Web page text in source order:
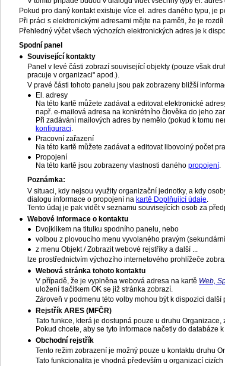
Pokud pro daný kontakt existuje více el. adres daného typu, je
Při práci s elektronickými adresami mějte na paměti, že je rozdíl
Přehledný výčet všech výchozích elektronických adres je k
Spodní panel
Související kontakty
Panel v levé části zobrazí související objekty (pouze však
pracuje v organizaci" apod.).
V pravé části tohoto panelu jsou pak zobrazeny bližší
El. adresy
Na této kartě můžete zadávat a editovat elektronické
např. e-mailová adresa na konkrétního člověka do jeho
Při zadávání mailových adres by nemělo (pokud k tomu
konfiguraci.
Pracovní zařazení
Na této kartě můžete zadávat a editovat libovolný počet
Propojení
Na této kartě jsou zobrazeny vlastnosti daného propojení.
Poznámka:
V situaci, kdy nejsou využity organizační jednotky, a kdy
dialogu informace o propojení na kartě Doplňující údaje.
Tento údaj je pak vidět v seznamu souvisejících osob za
Webové informace o kontaktu
Dvojklikem na titulku spodního panelu, nebo
volbou z plovoucího menu vyvolaného pravým
z menu Objekt / Zobrazit webové rejstříky a další ...
lze prostřednictvím výchozího internetového prohlížeče
Webová stránka tohoto kontaktu
V případě, že je vyplněna webová adresa na kartě Web,
uložení tlačítkem OK se již stránka zobrazí.
Zároveň v podmenu této volby mohou být k dispozici
Rejstřík ARES (MFČR)
Tato funkce, která je dostupná pouze u druhu
Pokud chcete, aby se tyto informace načetly do databáze
Obchodní rejstřík
Tento režim zobrazení je možný pouze u kontaktu druhu
Tato funkcionalita je vhodná především u organizací